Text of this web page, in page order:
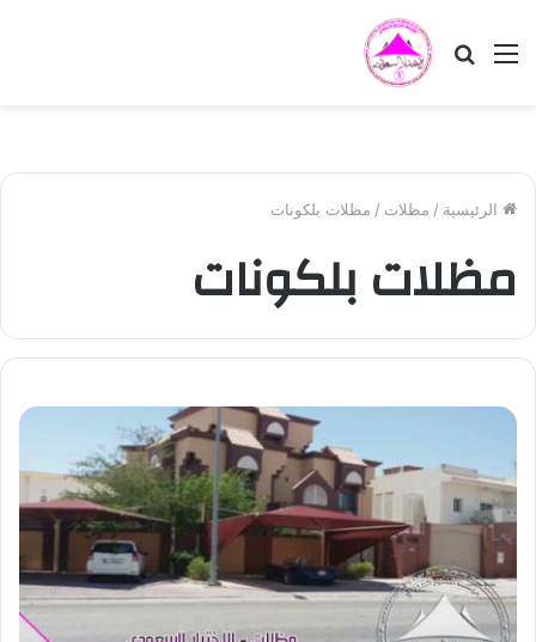
القائمة بحث
الرئيسية / مظلات / مظلات بلكونات
مظلات بلكونات